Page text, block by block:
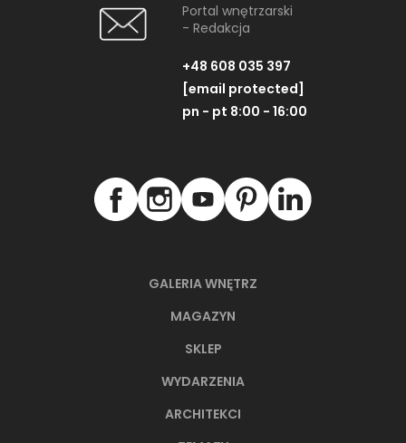
GALERIA WNĘTRZ
MAGAZYN
SKLEP
WYDARZENIA
ARCHITEKCI
Portal wnętrzarski
- Redakcja
+48 608 035 397
[email protected]
pn - pt 8:00 - 16:00